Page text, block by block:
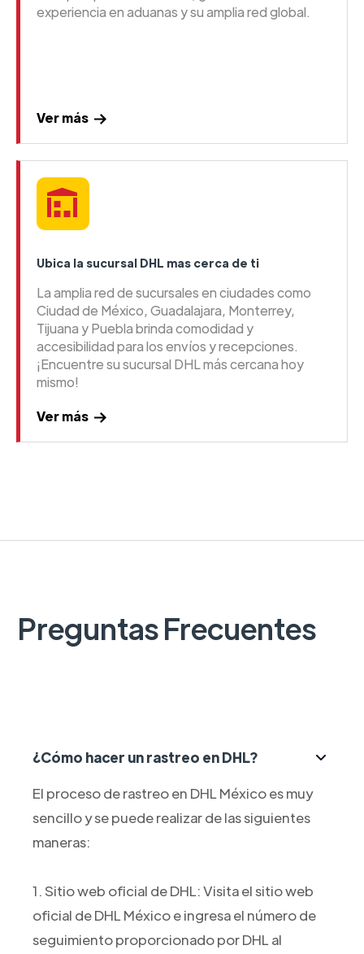
experiencia en aduanas y su amplia red global.
Ver más
Ubica la sucursal DHL mas cerca de ti
La amplia red de sucursales en ciudades como
Ciudad de México, Guadalajara, Monterrey,
Tijuana y Puebla brinda comodidad y
accesibilidad para los envíos y recepciones.
¡Encuentre su sucursal DHL más cercana hoy
mismo!
Ver más
Preguntas Frecuentes
¿Cómo hacer un rastreo en DHL?
El proceso de rastreo en DHL México es muy
sencillo y se puede realizar de las siguientes
maneras:
1. Sitio web oficial de DHL: Visita el sitio web
oficial de DHL México e ingresa el número de
seguimiento proporcionado por DHL al